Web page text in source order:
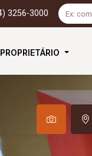
3256-3000